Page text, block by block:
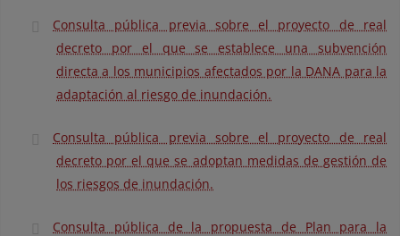
Consulta pública previa sobre el proyecto de real
decreto por el que se establece una subvención
directa a los municipios afectados por la DANA para la
adaptación al riesgo de inundación.
Consulta pública previa sobre el proyecto de real
decreto por el que se adoptan medidas de gestión de
los riesgos de inundación.
Consulta pública de la propuesta de Plan para la